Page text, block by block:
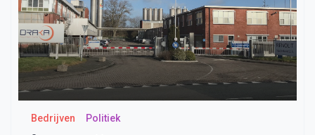
Bedrijven Politiek